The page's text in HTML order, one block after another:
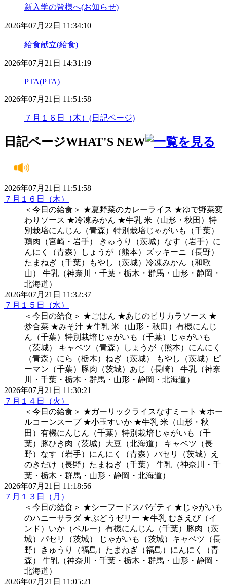
新入学の皆様へ(お知らせ)
2026年07月22日 11:34:10
給食献立(給食)
2026年07月21日 14:31:19
PTA(PTA)
2026年07月21日 11:51:58
７月１６日（木）(日記ページ)
日記ページWHAT'S NEW
2026年07月21日 11:51:58
７月１６日（木）
＜今日の給食＞ ★夏野菜のカレーライス ★ゆで野菜変
わりソース ★冷凍みかん ★牛乳 米（山形・秋田）特
別栽培にんじん（青森）特別栽培じゃがいも（千葉）
鶏肉（宮崎・岩手） きゅうり（茨城）なす（岩手）に
んにく（青森）しょうが（熊本）ズッキーニ（長野）
たまねぎ（千葉）もやし（茨城）冷凍みかん（和歌
山） 牛乳（神奈川・千葉・栃木・群馬・山形・静岡・
北海道）
2026年07月21日 11:32:37
７月１５日（水）
＜今日の給食＞ ★ごはん ★あじのピリカラソース ★
炒合菜 ★みそ汁 ★牛乳 米（山形・秋田）有機にんじ
ん（千葉）特別栽培じゃがいも（千葉）じゃがいも
（茨城） キャベツ（青森）しょうが（熊本）にんにく
（青森）にら（栃木）ねぎ（茨城） もやし（茨城）ピ
ーマン（千葉）豚肉（茨城）あじ（長崎） 牛乳（神奈
川・千葉・栃木・群馬・山形・静岡・北海道）
2026年07月21日 11:30:21
７月１４日（火）
＜今日の給食＞ ★ガーリックライスなすミート ★ホー
ルコーンスープ ★小玉すいか ★牛乳 米（山形・秋
田）有機にんじん（千葉）特別栽培じゃがいも（千
葉）豚ひき肉（茨城）大豆（北海道） キャベツ（長
野）なす（岩手）にんにく（青森）パセリ（茨城）え
のきだけ（長野）たまねぎ（千葉） 牛乳（神奈川・千
葉・栃木・群馬・山形・静岡・北海道）
2026年07月21日 11:18:56
７月１３日（月）
＜今日の給食＞ ★シーフードスパゲティ ★じゃがいも
のハニーサラダ ★ぶどうゼリー ★牛乳 むきえび（イ
ンド）いか（ペルー）有機にんじん（千葉）豚肉（茨
城）パセリ（茨城） じゃがいも（茨城）キャベツ（長
野）きゅうり（福島）たまねぎ（福島）にんにく（青
森） 牛乳（神奈川・千葉・栃木・群馬・山形・静岡・
北海道）
2026年07月21日 11:05:21